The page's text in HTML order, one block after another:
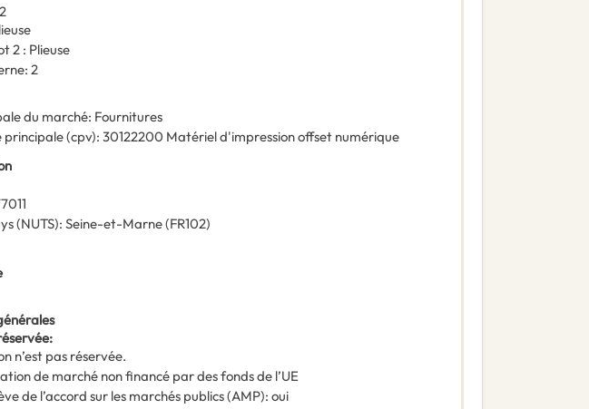
2 : Plieuse
: 2
du marché: Fournitures
principale(cpv): 30122200 Matériel d'impression offset numérique
(NUTS): Seine-et-Marne(FR102)
:
n’est pas réservée.
de marché non financé par des fonds de l’UE
de l’accord sur les marchés publics (AMP): oui